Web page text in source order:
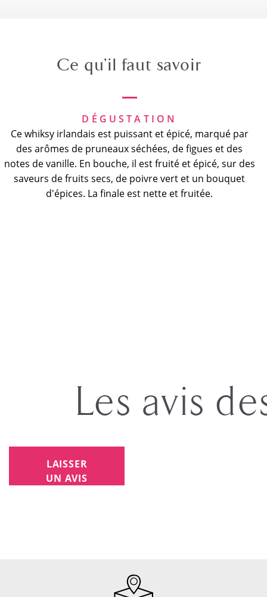
Ce qu’il faut savoir
DÉGUSTATION
Ce whiksy irlandais est puissant et épicé, marqué par
des arômes de pruneaux séchées, de figues et des
notes de vanille. En bouche, il est fruité et épicé, sur des
saveurs de fruits secs, de poivre vert et un bouquet
d'épices. La finale est nette et fruitée.
Les avis
LAISSER
UN AVIS